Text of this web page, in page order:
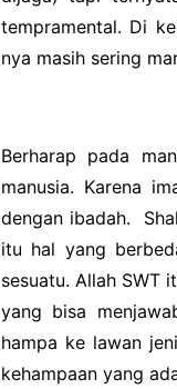
tempramental. Di
nya masih sering
Berharap pada
manusia. Karena
dengan ibadah.
itu hal yang
sesuatu. Allah SWT
yang bisa
hampa ke lawan
kehampaan yang